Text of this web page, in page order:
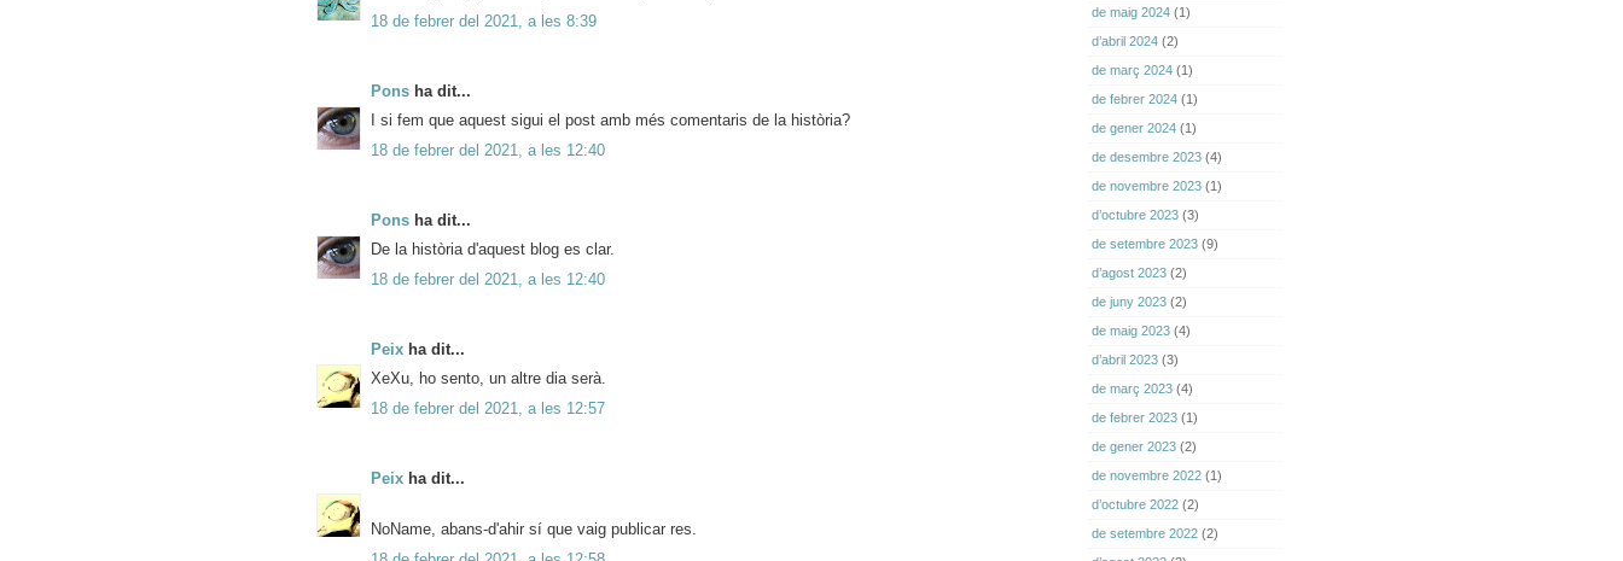
18 de febrer del 2021, a les 8:39
Pons ha dit...
I si fem que aquest sigui el post amb més comentaris de la història?
18 de febrer del 2021, a les 12:40
Pons ha dit...
De la història d'aquest blog es clar.
18 de febrer del 2021, a les 12:40
Peix ha dit...
XeXu, ho sento, un altre dia serà.
18 de febrer del 2021, a les 12:57
Peix ha dit...
NoName, abans-d'ahir sí que vaig publicar res.
de maig 2024 (1)
d’abril 2024 (2)
de març 2024 (1)
de febrer 2024 (1)
de gener 2024 (1)
de desembre 2023 (4)
de novembre 2023 (1)
d’octubre 2023 (3)
de setembre 2023 (9)
d’agost 2023 (2)
de juny 2023 (2)
de maig 2023 (4)
d’abril 2023 (3)
de març 2023 (4)
de febrer 2023 (1)
de gener 2023 (2)
de novembre 2022 (1)
d’octubre 2022 (2)
de setembre 2022 (2)